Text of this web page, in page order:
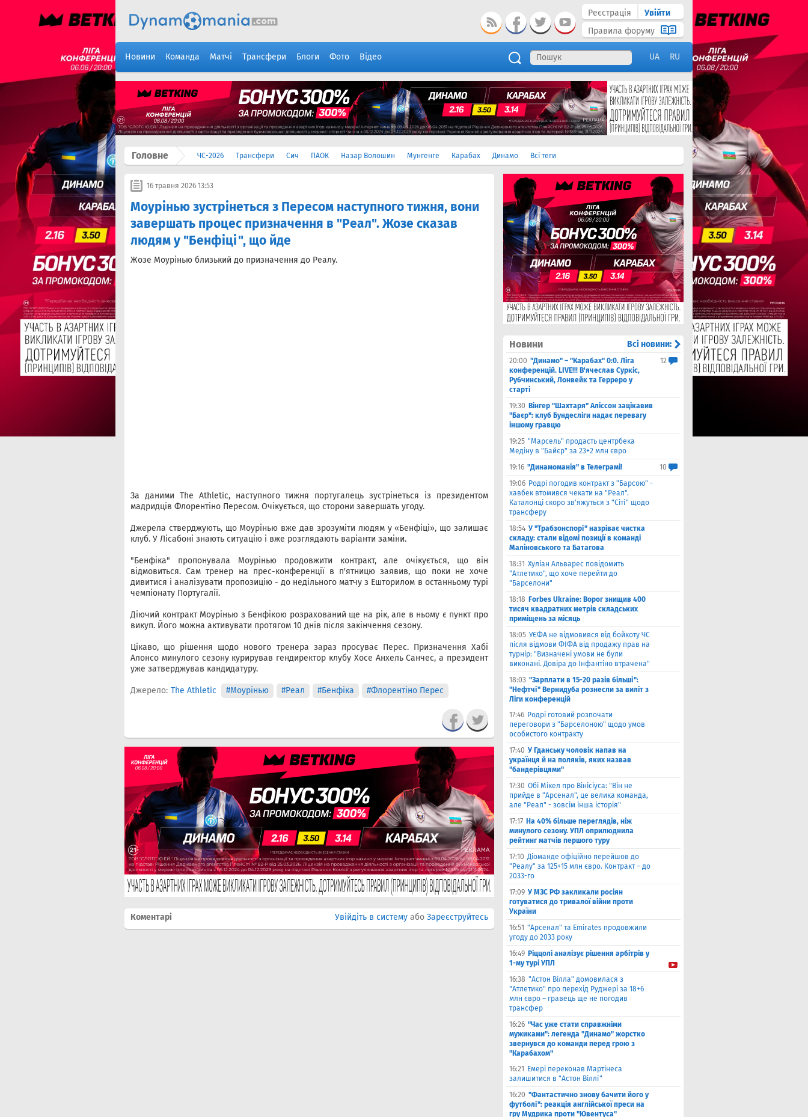
Реєстрація
Увійти
Правила форуму
Новини Команда Матчі Трансфери Блоги Фото Відео UA RU
Головне ЧС-2026 Трансфери Сич ПАОК Назар Волошин Мунгенге Карабах Динамо Всі теги
16 травня 2026 13:53
Моурінью зустрінеться з Пересом наступного тижня, вони
завершать процес призначення в "Реал". Жозе сказав
людям у "Бенфіці", що йде
Жозе Моурінью близький до призначення до Реалу.
За даними The Athletic, наступного тижня португалець зустрінеться із президентом
мадридців Флорентіно Пересом. Очікується, що сторони завершать угоду.
Джерела стверджують, що Моурінью вже дав зрозуміти людям у «Бенфіці», що залишає
клуб. У Лісабоні знають ситуацію і вже розглядають варіанти заміни.
"Бенфіка" пропонувала Моурінью продовжити контракт, але очікується, що він
відмовиться. Сам тренер на прес-конференції в п'ятницю заявив, що поки не хоче
дивитися і аналізувати пропозицію - до недільного матчу з Ешторилом в останньому турі
чемпіонату Португалії.
Діючий контракт Моурінью з Бенфікою розрахований ще на рік, але в ньому є пункт про
викуп. Його можна активувати протягом 10 днів після закінчення сезону.
Цікаво, що рішення щодо нового тренера зараз просуває Перес. Призначення Хабі
Алонсо минулого сезону курирував гендиректор клубу Хосе Анхель Санчес, а президент
уже затверджував кандидатуру.
Джерело: The Athletic #Моурінью #Реал #Бенфіка #Флорентіно Перес
Коментарі Увійдіть в систему або Зареєструйтесь
Новини Всі новини:
20:00 "Динамо" – "Карабах" 0:0. Ліга
конференцій. LIVE!!! В'ячеслав Суркіс,
Рубчинський, Лонвейк та Герреро у
старті
12
19:30 Вінгер "Шахтаря" Аліссон зацікавив
"Баєр": клуб Бундесліги надає перевагу
іншому гравцю
19:25 "Марсель" продасть центрбека
Медіну в "Байєр" за 23+2 млн євро
19:16 "Динамоманія" в Телеграмі!
10
19:06 Родрі погодив контракт з "Барсою" -
хавбек втомився чекати на "Реал".
Каталонці скоро зв'яжуться з "Сіті" щодо
трансферу
18:54 У "Трабзонспорі" назріває чистка
складу: стали відомі позиції в команді
Малiновського та Батагова
18:31 Хуліан Альварес повідомить
"Атлетико", що хоче перейти до
"Барселони"
18:18 Forbes Ukraine: Ворог знищив 400
тисяч квадратних метрів складських
приміщень за місяць
18:05 УЄФА не відмовився від бойкоту ЧС
після відмови ФІФА від продажу прав на
турнір: "Визначені умови не були
виконані. Довіра до Інфантіно втрачена"
18:03 "Зарплати в 15-20 разів більші":
"Нефтчі" Вернидуба рознесли за виліт з
Ліги конференцій
17:46 Родрі готовий розпочати
переговори з "Барселоною" щодо умов
особистого контракту
17:40 У Гданську чоловік напав на
українця й на поляків, яких назвав
"бандерівцями"
17:30 Обі Мікел про Вінісіуса: "Він не
прийде в "Арсенал", це велика команда,
але "Реал" - зовсім інша історія"
17:17 На 40% більше переглядів, ніж
минулого сезону. УПЛ оприлюднила
рейтинг матчів першого туру
17:10 Діоманде офіційно перейшов до
"Реалу" за 125+15 млн євро. Контракт – до
2033-го
17:09 У МЗС РФ закликали росіян
готуватися до тривалої війни проти
України
16:51 "Арсенал" та Emirates продовжили
угоду до 2033 року
16:49 Ріццолі аналізує рішення арбітрів у
1-му турі УПЛ
16:38 "Астон Вілла" домовилася з
"Атлетико" про перехід Руджері за 18+6
млн євро – гравець ще не погодив
трансфер
16:26 "Час уже стати справжніми
мужиками": легенда "Динамо" жорстко
звернувся до команди перед грою з
"Карабахом"
16:21
Емері переконав Мартінеса
залишитися в "Астон Віллі"
16:20 "Фантастично знову бачити його у
футболі": реакція англійської преси на
гру Мудрика проти "Ювентуса"